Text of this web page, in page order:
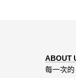
ABOUT
每一次